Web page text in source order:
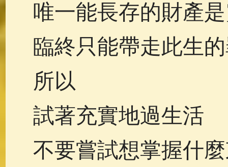
唯一能長存的財產
臨終只能帶走此生
所以
試著充實地過生活
不要嘗試想掌握什